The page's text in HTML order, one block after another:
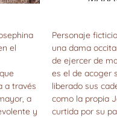
el
a través
a
y
Personaje
una dama
de ejercer de
es el de acoger
liberado sus
como la propia
curtida por su